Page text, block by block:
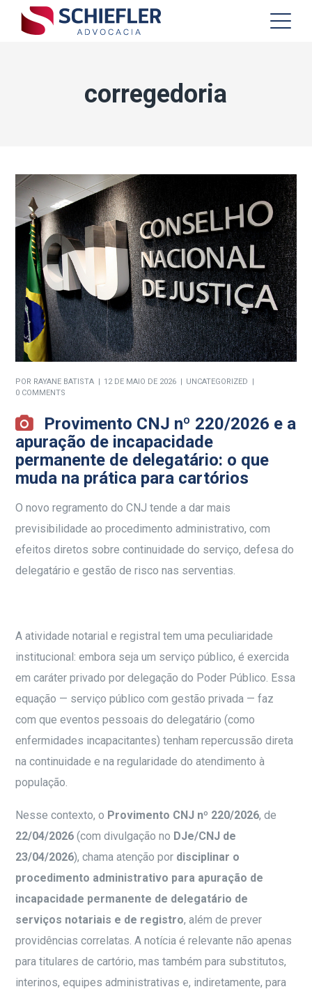
corregedoria
POR RAYANE BATISTA 12 DE MAIO DE 2026
UNCATEGORIZED
0 COMMENTS
Provimento CNJ nº 220/2026 e a
apuração de incapacidade
permanente de delegatário: o que
muda na prática para cartórios
O novo regramento do CNJ tende a dar mais
previsibilidade ao procedimento administrativo, com
efeitos diretos sobre continuidade do serviço, defesa do
delegatário e gestão de risco nas serventias.
A atividade notarial e registral tem uma peculiaridade
institucional: embora seja um serviço público, é exercida
em caráter privado por delegação do Poder Público. Essa
equação — serviço público com gestão privada — faz
com que eventos pessoais do delegatário (como
enfermidades incapacitantes) tenham repercussão direta
na continuidade e na regularidade do atendimento à
população.
Nesse contexto, o Provimento CNJ nº 220/2026, de
22/04/2026 (com divulgação no DJe/CNJ de
23/04/2026), chama atenção por disciplinar o
procedimento administrativo para apuração de
incapacidade permanente de delegatário de
serviços notariais e de registro, além de prever
providências correlatas. A notícia é relevante não apenas
para titulares de cartório, mas também para substitutos,
interinos, equipes administrativas e, indiretamente, para